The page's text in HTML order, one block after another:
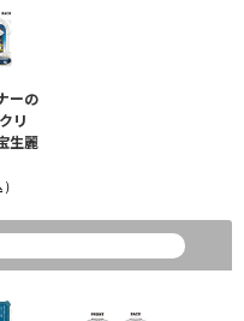
ーの
リ
生麗